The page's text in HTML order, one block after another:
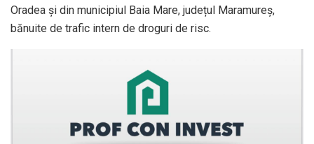
Oradea și din municipiul Baia Mare, județul Maramureș,
bănuite de trafic intern de droguri de risc.